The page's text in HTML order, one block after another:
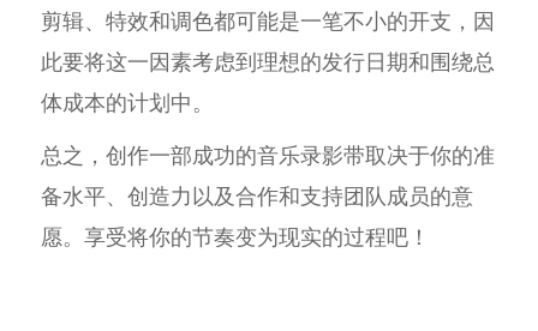
剪辑、特效和调色都可能是一笔不小的开支，因
此要将这一因素考虑到理想的发行日期和围绕总
体成本的计划中。
总之，创作一部成功的音乐录影带取决于你的准
备水平、创造力以及合作和支持团队成员的意
愿。享受将你的节奏变为现实的过程吧！